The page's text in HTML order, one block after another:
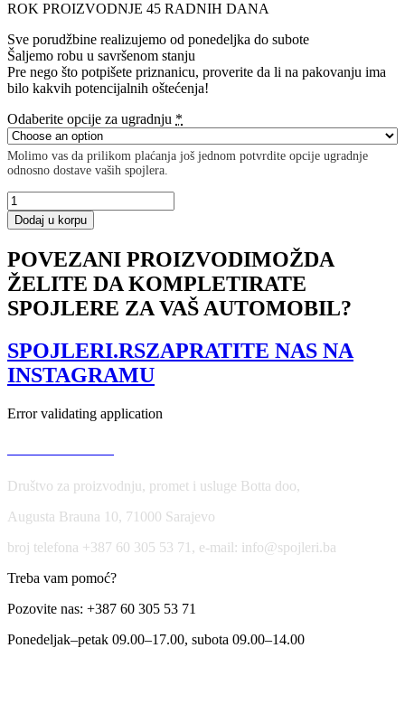
ROK PROIZVODNJE 45 RADNIH DANA
Sve porudžbine realizujemo od ponedeljka do subote
Šaljemo robu u savršenom stanju
Pre nego što potpišete priznanicu, proverite da li na pakovanju ima
bilo kakvih potencijalnih oštećenja!
Odaberite opcije za ugradnju *
Molimo vas da prilikom plaćanja još jednom potvrdite opcije ugradnje
odnosno dostave vaših spojlera.
Racing
Durability
Rear
Splitters
Hyundai
I30
N
Hatchback
količina
Dodaj u korpu
POVEZANI PROIZVODIMOŽDA
ŽELITE DA KOMPLETIRATE
SPOJLERE ZA VAŠ AUTOMOBIL?
SPOJLERI.RSZAPRATITE NAS NA
INSTAGRAMU
Error validating application
Društvo za proizvodnju, promet i usluge Botta doo,
Augusta Brauna 10, 71000 Sarajevo
broj telefona +387 60 305 53 71, e-mail: info@spojleri.ba
Treba vam pomoć?
Pozovite nas: +387 60 305 53 71
Ponedeljak–petak 09.00–17.00, subota 09.00–14.00